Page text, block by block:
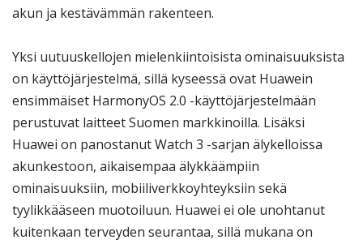
akun ja kestävämmän rakenteen.
Yksi uutuuskellojen mielenkiintoisista ominaisuuksista
on käyttöjärjestelmä, sillä kyseessä ovat Huawein
ensimmäiset HarmonyOS 2.0 -käyttöjärjestelmään
perustuvat laitteet Suomen markkinoilla. Lisäksi
Huawei on panostanut Watch 3 -sarjan älykelloissa
akunkestoon, aikaisempaa älykkäämpiin
ominaisuuksiin, mobiiliverkkoyhteyksiin sekä
tyylikkääseen muotoiluun. Huawei ei ole unohtanut
kuitenkaan terveyden seurantaa, sillä mukana on